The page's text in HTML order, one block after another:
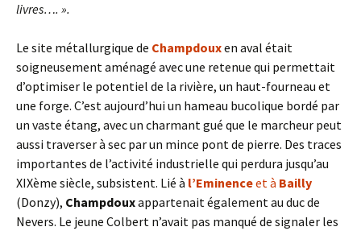
livres…. ».
Le site métallurgique de Champdouxen aval était
soigneusement aménagé avec une retenue qui permettait
d’optimiser le potentiel de la rivière, un haut-fourneau et
une forge. C’est aujourd’hui un hameau bucolique bordé par
un vaste étang, avec un charmant gué que le marcheur peut
aussi traverser à sec par un mince pont de pierre. Des traces
importantes de l’activité industrielle qui perdura jusqu’au
XIXème siècle, subsistent. Lié à l’Eminenceet à Bailly
(Donzy), Champdouxappartenait également au duc de
Nevers. Le jeune Colbert n’avait pas manqué de signaler les